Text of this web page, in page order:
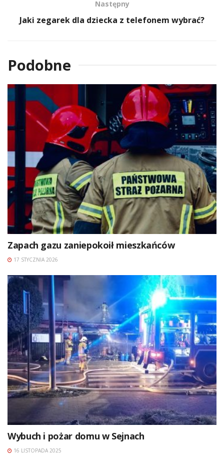
Następny
Jaki zegarek dla dziecka z telefonem wybrać?
Podobne
Zapach gazu zaniepokoił mieszkańców
17 STYCZNIA 2026
Wybuch i pożar domu w Sejnach
16 LISTOPADA 2025